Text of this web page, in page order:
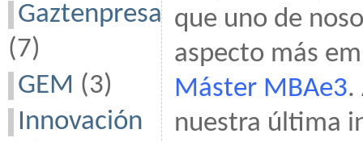
Gaztenpresa
(7)
GEM (3)
Innovación
que uno de
aspecto más
Máster MBAe3.
nuestra última